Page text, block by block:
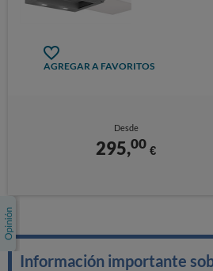
AGREGAR A FAVORITOS
Desde
295,00 €
Información importante